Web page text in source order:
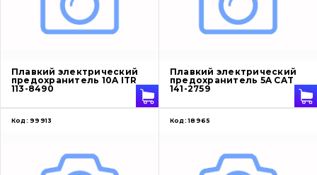
Каталог
Фильтры и смазочные материалы
Болты, гайки и элементы крепления
Ножи, режущие кромки
Плавкий электрический
предохранитель 10A ITR
113-8490
Плавкий электрический
предохранитель 5A CAT
141-2759
Код: 99913 Код: 18965